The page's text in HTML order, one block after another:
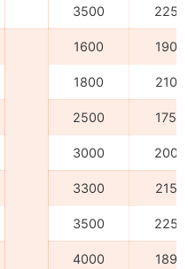
3500 2250
1600 1900
1800 2100
2500 1755
3000 2005
3300 2155
3500 2255
4000 1895